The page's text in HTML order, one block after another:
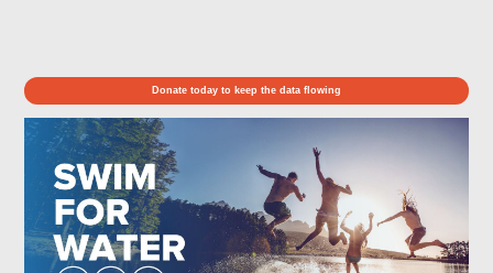
Donate today to keep the data flowing